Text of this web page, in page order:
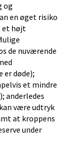
og
en øget risiko
et højt
de nuværende
døde);
et mindre
anderledes
være udtryk
at kroppens
under